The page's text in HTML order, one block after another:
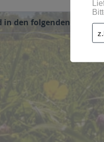
den folgenden